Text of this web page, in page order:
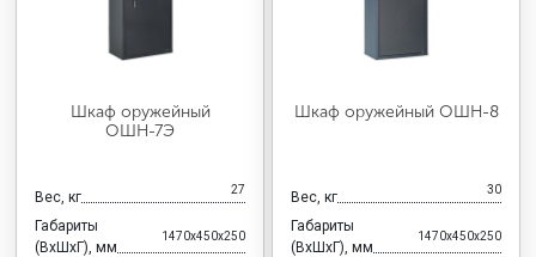
Шкаф оружейный
ОШН-7Э
Вес, кг 27
Габариты
(ВхШхГ), мм
1470x450x250
Шкаф оружейный ОШН-8
Вес, кг 30
Габариты
(ВхШхГ), мм
1470x450x250